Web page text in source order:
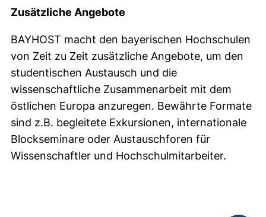
Zusätzliche Angebote
BAYHOST macht den bayerischen Hochschulen
von Zeit zu Zeit zusätzliche Angebote, um den
studentischen Austausch und die
wissenschaftliche Zusammenarbeit mit dem
östlichen Europa anzuregen. Bewährte Formate
sind z.B. begleitete Exkursionen, internationale
Blockseminare oder Austauschforen für
Wissenschaftler und Hochschulmitarbeiter.